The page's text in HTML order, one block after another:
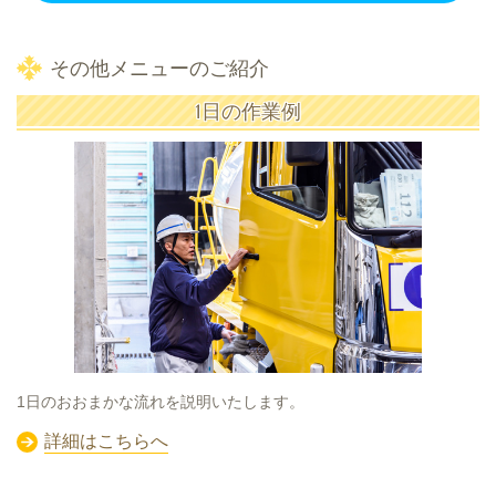
その他メニューのご紹介
1日の作業例
1日のおおまかな流れを説明いたします。
詳細はこちらへ